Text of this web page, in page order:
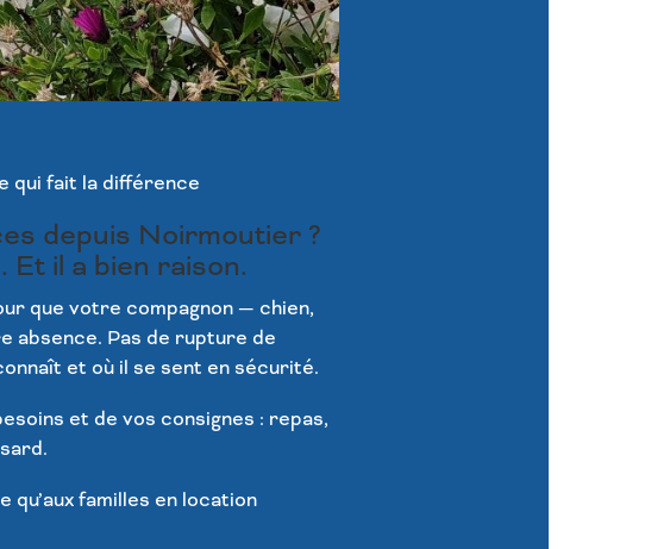
qui fait la différence
depuis Noirmoutier ?
il a bien raison.
que votre compagnon — chien,
absence. Pas de rupture de
et où il se sent en sécurité.
et de vos consignes : repas,
qu’aux familles en location